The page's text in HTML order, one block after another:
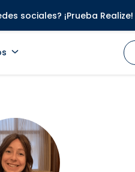
sociales? ¡Prueba Realize!